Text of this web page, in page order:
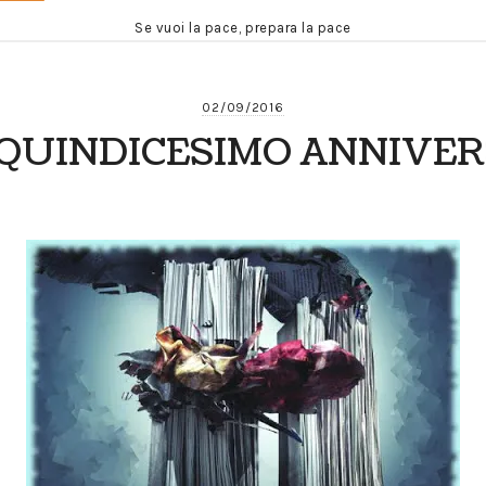
Se vuoi la pace, prepara la pace
02/09/2016